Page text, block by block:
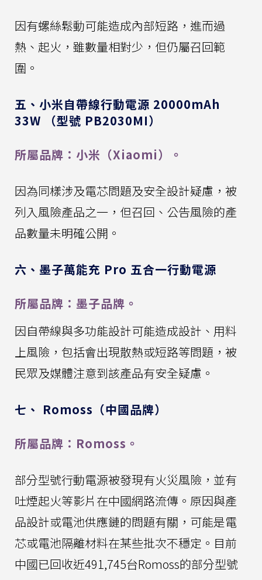
因有螺絲鬆動可能造成內部短路，進而過
熱、起火，雖數量相對少，但仍屬召回範
圍。
五、小米自帶線行動電源 20000mAh
33W （型號 PB2030MI）
所屬品牌：小米（Xiaomi）。
因為同樣涉及電芯問題及安全設計疑慮，被
列入風險產品之一，但召回、公告風險的產
品數量未明確公開。
六、墨子萬能充 Pro 五合一行動電源
所屬品牌：墨子品牌。
因自帶線與多功能設計可能造成設計、用料
上風險，包括會出現散熱或短路等問題，被
民眾及媒體注意到該產品有安全疑慮。
七、 Romoss（中國品牌）
所屬品牌：Romoss。
部分型號行動電源被發現有火災風險，並有
吐煙起火等影片在中國網路流傳。原因與產
品設計或電池供應鏈的問題有關，可能是電
芯或電池隔離材料在某些批次不穩定。目前
中國已回收近491,745台Romoss的部分型號